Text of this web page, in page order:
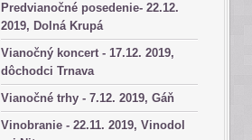
Predvianočné posedenie- 22.12.
2019, Dolná Krupá
Vianočný koncert - 17.12. 2019,
dôchodci Trnava
Vianočné trhy - 7.12. 2019, Gáň
Vinobranie - 22.11. 2019, Vinodol